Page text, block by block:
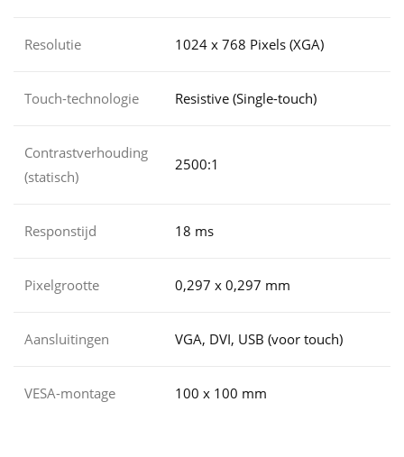
Resolutie 1024 x 768 Pixels (XGA)
Touch-technologie Resistive (Single-touch)
Contrastverhouding
(statisch)
2500:1
Responstijd 18 ms
Pixelgrootte 0,297 x 0,297 mm
Aansluitingen VGA, DVI, USB (voor touch)
VESA-montage 100 x 100 mm